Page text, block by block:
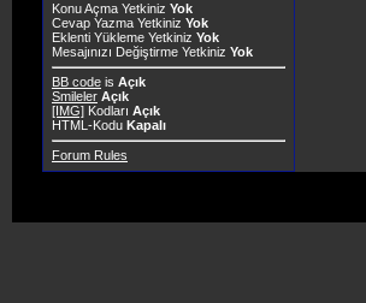
Konu Açma Yetkiniz Yok
Cevap Yazma Yetkiniz Yok
Eklenti Yükleme Yetkiniz Yok
Mesajınızı Değiştirme Yetkiniz Yok
BB code is Açık
Smileler Açık
[IMG] Kodları Açık
HTML-Kodu Kapalı
Forum Rules